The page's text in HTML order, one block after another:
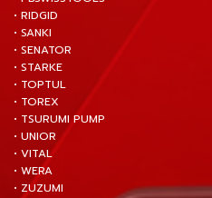
• RIDGID
• SANKI
• SENATOR
• STARKE
• TOPTUL
• TOREX
• TSURUMI PUMP
• UNIOR
• VITAL
• WERA
• ZUZUMI